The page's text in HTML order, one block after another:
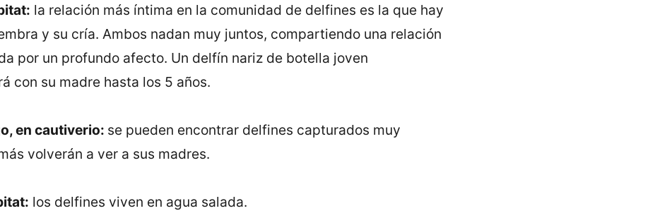
la relación más íntima en la comunidad de delfines es la que hay
y su cría. Ambos nadan muy juntos, compartiendo una relación
por un profundo afecto. Un delfín nariz de botella joven
con su madre hasta los 5 años.
en cautiverio: se pueden encontrar delfines capturados muy
volverán a ver a sus madres.
los delfines viven en agua salada.